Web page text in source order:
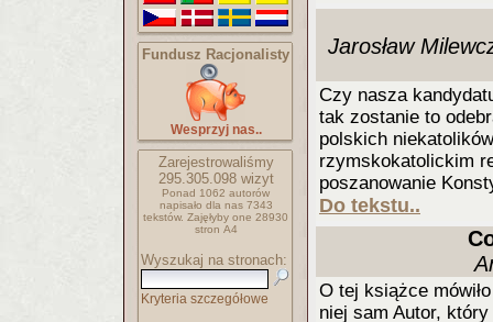
Fundusz Racjonalisty
Wesprzyj nas..
Zarejestrowaliśmy
295.305.098wizyt
Ponad 1062 autorów
napisało dla nas 7343
tekstów. Zajęłyby one 28930
stron A4
Wyszukaj na stronach:
Kryteria szczegółowe
Jarosław
Czy nasza
tak zostanie to
polskich
rzymskokatolickim
poszanowanie
Do tekstu..
O tej książce
niej sam Autor,